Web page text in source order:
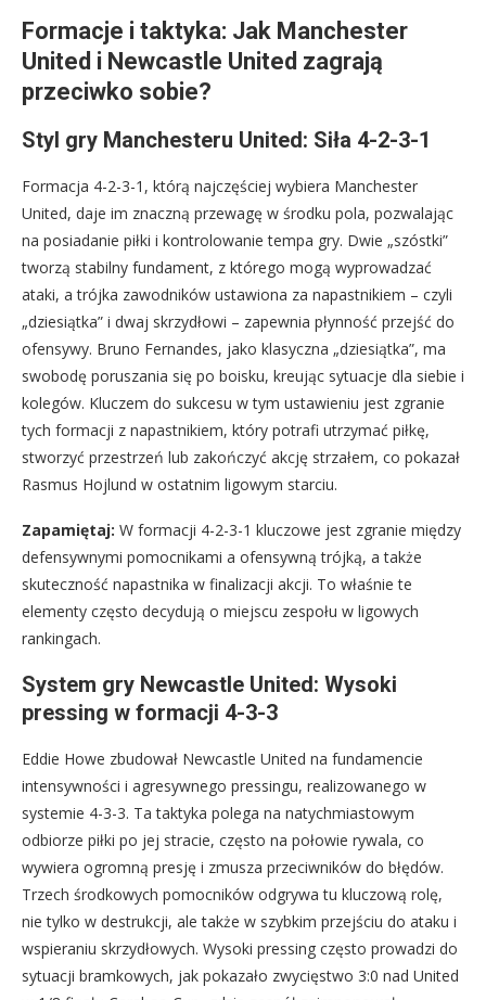
Formacje i taktyka: Jak Manchester
United i Newcastle United zagrają
przeciwko sobie?
Styl gry Manchesteru United: Siła 4-2-3-1
Formacja 4-2-3-1, którą najczęściej wybiera Manchester
United, daje im znaczną przewagę w środku pola, pozwalając
na posiadanie piłki i kontrolowanie tempa gry. Dwie „szóstki”
tworzą stabilny fundament, z którego mogą wyprowadzać
ataki, a trójka zawodników ustawiona za napastnikiem – czyli
„dziesiątka” i dwaj skrzydłowi – zapewnia płynność przejść do
ofensywy. Bruno Fernandes, jako klasyczna „dziesiątka”, ma
swobodę poruszania się po boisku, kreując sytuacje dla siebie i
kolegów. Kluczem do sukcesu w tym ustawieniu jest zgranie
tych formacji z napastnikiem, który potrafi utrzymać piłkę,
stworzyć przestrzeń lub zakończyć akcję strzałem, co pokazał
Rasmus Hojlund w ostatnim ligowym starciu.
Zapamiętaj: W formacji 4-2-3-1 kluczowe jest zgranie między
defensywnymi pomocnikami a ofensywną trójką, a także
skuteczność napastnika w finalizacji akcji. To właśnie te
elementy często decydują o miejscu zespołu w ligowych
rankingach.
System gry Newcastle United: Wysoki
pressing w formacji 4-3-3
Eddie Howe zbudował Newcastle United na fundamencie
intensywności i agresywnego pressingu, realizowanego w
systemie 4-3-3. Ta taktyka polega na natychmiastowym
odbiorze piłki po jej stracie, często na połowie rywala, co
wywiera ogromną presję i zmusza przeciwników do błędów.
Trzech środkowych pomocników odgrywa tu kluczową rolę,
nie tylko w destrukcji, ale także w szybkim przejściu do ataku i
wspieraniu skrzydłowych. Wysoki pressing często prowadzi do
sytuacji bramkowych, jak pokazało zwycięstwo 3:0 nad United